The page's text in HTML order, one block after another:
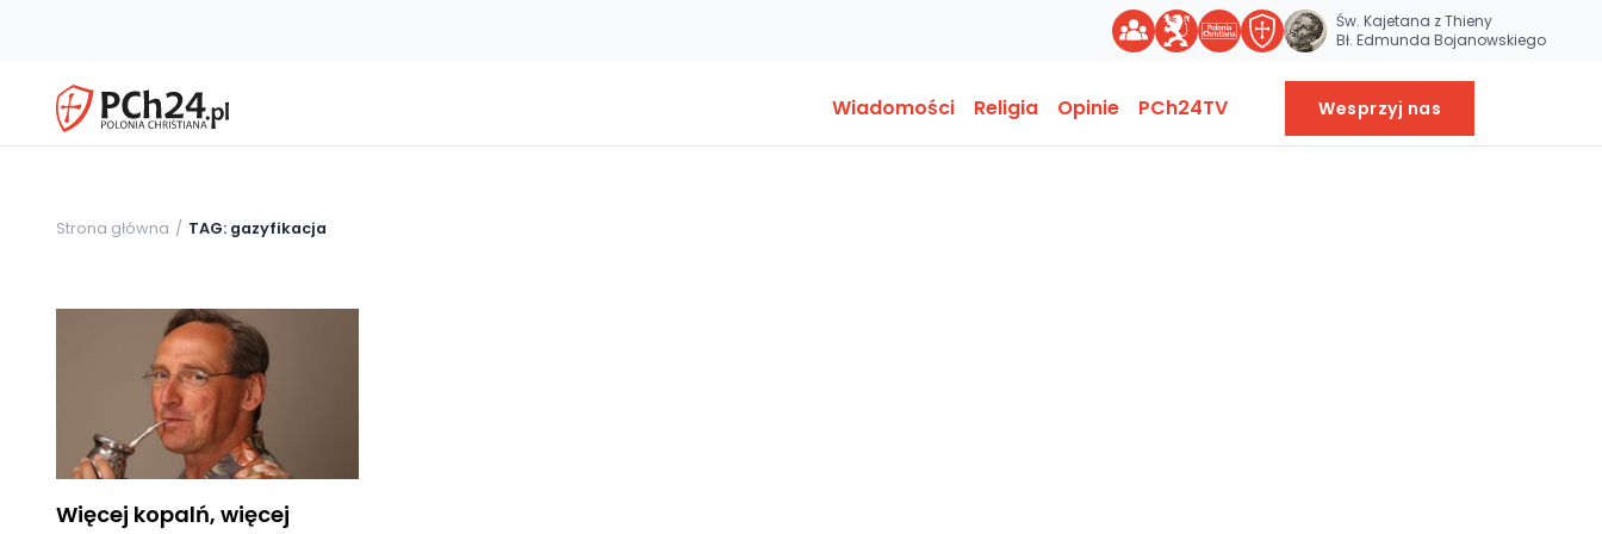
Św. Kajetana z Thieny
Bł. Edmunda Bojanowskiego
Wiadomości Religia Opinie PCh24TV Wesprzyj nas
Strona główna TAG: gazyfikacja
Więcej kopalń, więcej